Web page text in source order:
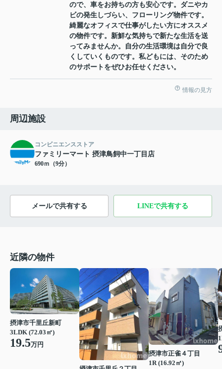
ので、車をお持ちの方も安心です。ダニやカ
ビの発生しづらい、フローリング物件です。
綺麗なオフィスで仕事がしたい方にオススメ
の物件です。新鮮な気持ちで新たな生活を送
ってみませんか。自分の生活環境は自分で良
くしていくものです。私どもには、そのため
のサポートをぜひお任せください。
情報の見方
周辺施設
コンビニエンスストア
ファミリーマート 摂津鳥飼中一丁目店
690ｍ（9分）
メールで共有する LINEで共有する
近隣の物件
摂津市千里丘新町
3LDK (72.03㎡)
19.5万円
摂津市正雀４丁目
1R (16.92㎡)